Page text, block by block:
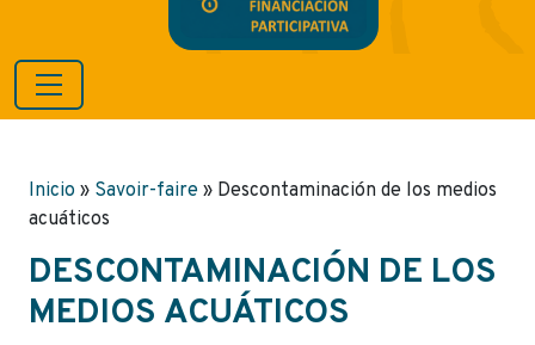
Inicio » Savoir-faire » Descontaminación de los medios
acuáticos
DESCONTAMINACIÓN DE LOS
MEDIOS ACUÁTICOS